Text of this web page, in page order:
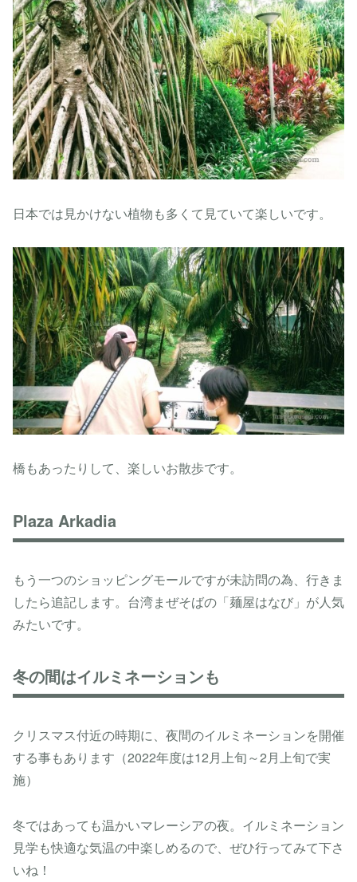
日本では見かけない植物も多くて見ていて楽しいです。
橋もあったりして、楽しいお散歩です。
Plaza Arkadia
もう一つのショッピングモールですが未訪問の為、行きま
したら追記します。台湾まぜそばの「麺屋はなび」が人気
みたいです。
冬の間はイルミネーションも
クリスマス付近の時期に、夜間のイルミネーションを開催
する事もあります（2022年度は12月上旬～2月上旬で実
施）
冬ではあっても温かいマレーシアの夜。イルミネーション
見学も快適な気温の中楽しめるので、ぜひ行ってみて下さ
いね！